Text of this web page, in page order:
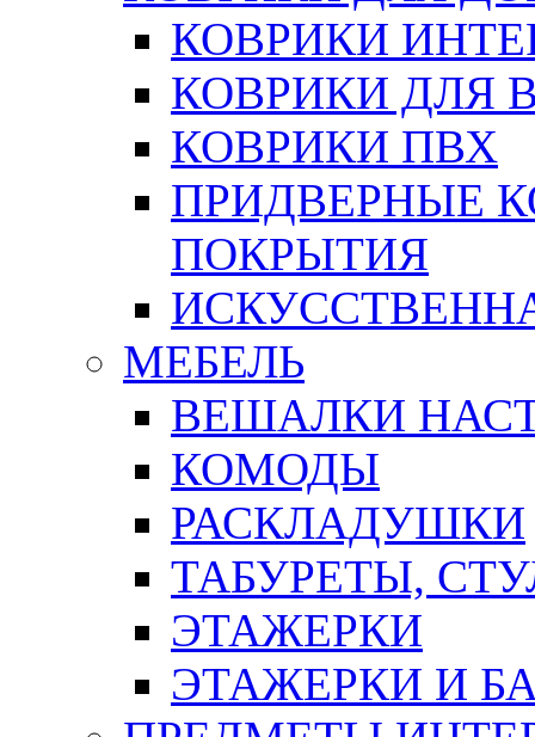
КОВРИКИ
КОВРИКИ ДЛЯ
КОВРИКИ ПВХ
ПРИДВЕРНЫЕ
ПОКРЫТИЯ
МЕБЕЛЬ
ВЕШАЛКИ
КОМОДЫ
РАСКЛАДУШКИ
ТАБУРЕТЫ,
ЭТАЖЕРКИ
ЭТАЖЕРКИ И